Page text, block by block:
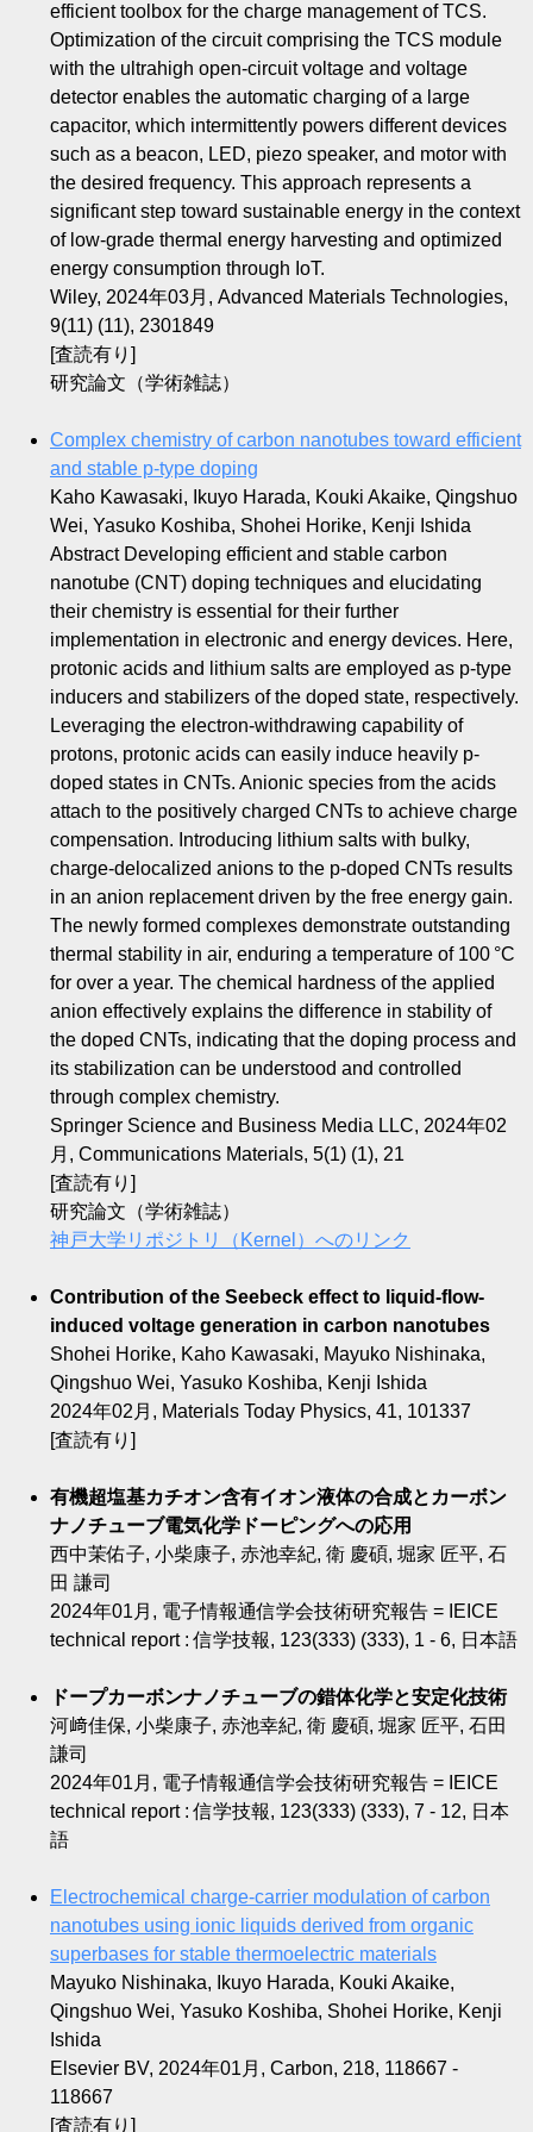
efficient toolbox for the charge management of TCS.
Optimization of the circuit comprising the TCS module
with the ultrahigh open‐circuit voltage and voltage
detector enables the automatic charging of a large
capacitor, which intermittently powers different devices
such as a beacon, LED, piezo speaker, and motor with
the desired frequency. This approach represents a
significant step toward sustainable energy in the context
of low‐grade thermal energy harvesting and optimized
energy consumption through IoT.
Wiley, 2024年03月, Advanced Materials Technologies,
9(11) (11), 2301849
[査読有り]
研究論文（学術雑誌）
Complex chemistry of carbon nanotubes toward efficient
and stable p-type doping
Kaho Kawasaki, Ikuyo Harada, Kouki Akaike, Qingshuo
Wei, Yasuko Koshiba, Shohei Horike, Kenji Ishida
Abstract Developing efficient and stable carbon
nanotube (CNT) doping techniques and elucidating
their chemistry is essential for their further
implementation in electronic and energy devices. Here,
protonic acids and lithium salts are employed as p-type
inducers and stabilizers of the doped state, respectively.
Leveraging the electron-withdrawing capability of
protons, protonic acids can easily induce heavily p-
doped states in CNTs. Anionic species from the acids
attach to the positively charged CNTs to achieve charge
compensation. Introducing lithium salts with bulky,
charge-delocalized anions to the p-doped CNTs results
in an anion replacement driven by the free energy gain.
The newly formed complexes demonstrate outstanding
thermal stability in air, enduring a temperature of 100 °C
for over a year. The chemical hardness of the applied
anion effectively explains the difference in stability of
the doped CNTs, indicating that the doping process and
its stabilization can be understood and controlled
through complex chemistry.
Springer Science and Business Media LLC, 2024年02
月, Communications Materials, 5(1) (1), 21
[査読有り]
研究論文（学術雑誌）
神戸大学リポジトリ（Kernel）へのリンク
Contribution of the Seebeck effect to liquid-flow-
induced voltage generation in carbon nanotubes
Shohei Horike, Kaho Kawasaki, Mayuko Nishinaka,
Qingshuo Wei, Yasuko Koshiba, Kenji Ishida
2024年02月, Materials Today Physics, 41, 101337
[査読有り]
有機超塩基カチオン含有イオン液体の合成とカーボン
ナノチューブ電気化学ドーピングへの応用
西中茉佑子, 小柴康子, 赤池幸紀, 衛 慶碩, 堀家 匠平, 石
田 謙司
2024年01月, 電子情報通信学会技術研究報告 = IEICE
technical report : 信学技報, 123(333) (333), 1 - 6, 日本語
ドープカーボンナノチューブの錯体化学と安定化技術
河﨑佳保, 小柴康子, 赤池幸紀, 衛 慶碩, 堀家 匠平, 石田
謙司
2024年01月, 電子情報通信学会技術研究報告 = IEICE
technical report : 信学技報, 123(333) (333), 7 - 12, 日本
語
Electrochemical charge-carrier modulation of carbon
nanotubes using ionic liquids derived from organic
superbases for stable thermoelectric materials
Mayuko Nishinaka, Ikuyo Harada, Kouki Akaike,
Qingshuo Wei, Yasuko Koshiba, Shohei Horike, Kenji
Ishida
Elsevier BV, 2024年01月, Carbon, 218, 118667 -
118667
[査読有り]